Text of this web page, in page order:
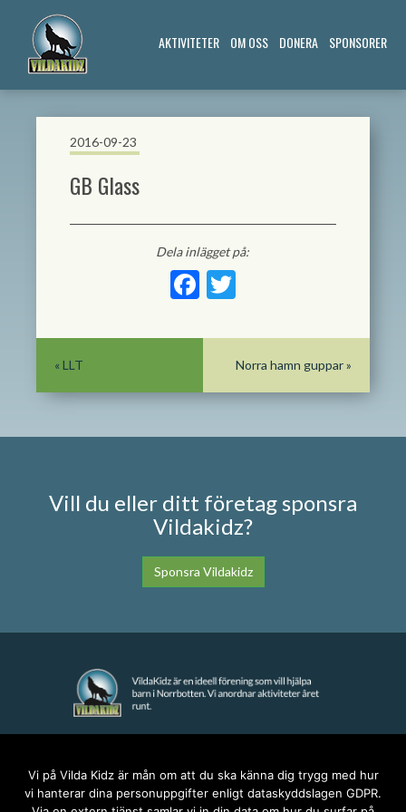
AKTIVITETER OM OSS DONERA SPONSORER
2016-09-23
GB Glass
Dela inlägget på:
Facebook
Twitter
Norra hamn guppar»
« LLT
Vill du eller ditt företag sponsra
Vildakidz?
Sponsra Vildakidz
anna@vildakidz.se
Vi på Vilda Kidz är mån om att du ska känna dig trygg med hur
vi hanterar dina personuppgifter enligt dataskyddslagen GDPR.